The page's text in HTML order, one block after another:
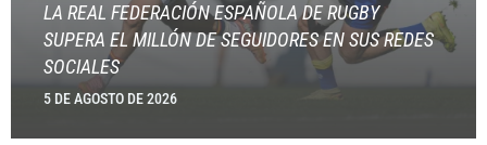
LA REAL FEDERACIÓN ESPAÑOLA DE RUGBY
SUPERA EL MILLÓN DE SEGUIDORES EN SUS REDES
SOCIALES
5 DE AGOSTO DE 2026